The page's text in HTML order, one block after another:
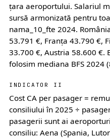
țara aeroportului. Salariul
sursă armonizată pentru
nama_10_fte 2024.
53.791 €, Franța 43.790 €,
33.700 €, Austria 58.600 €.
folosim mediana BFS 2024
INDICATOR II
Cost CA per pasager =
consiliului în 2025 ÷
pasagerii sunt ai
consiliu: Aena (Spania,